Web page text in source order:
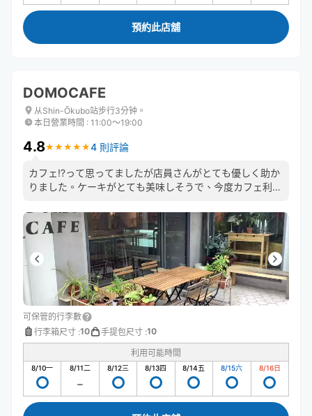
預約此店舖
DOMOCAFE
从Shin-Ōkubo站步行3分钟。
本日營業時間 : 11:00〜19:00
4.8★ ★ ★ ★ ★
★ ★ ★ ★ ★ 4 則評論
カフェ⁉️って思ってましたが店員さんがとても優しく助か
りました。ケーキがとても美味しそうで、今度カフェ利用
可保管的行李數
行李箱尺寸 :10 手提包尺寸 :10
利用可能時間
8/10一 8/11二 8/12三 8/13四 8/14五 8/15六 8/16日